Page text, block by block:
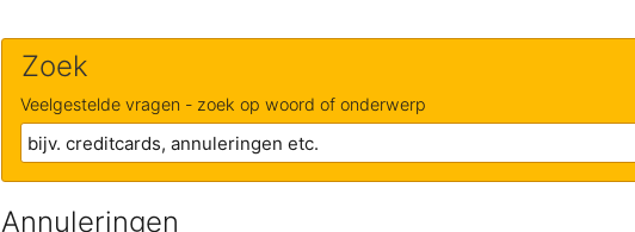
Zoek
Veelgestelde vragen - zoek op woord of onderwerp
Annuleringen